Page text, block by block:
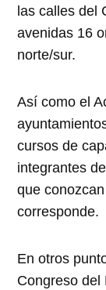
las calles del
avenidas 16
norte/sur.
Así como el
cursos de
integrantes
que
corresponde.
En otros
Congreso del